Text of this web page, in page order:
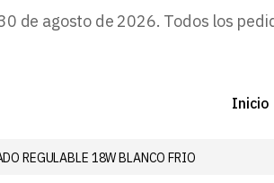
de agosto de 2026. Todos los
Inicio
REGULABLE 18W BLANCO FRIO